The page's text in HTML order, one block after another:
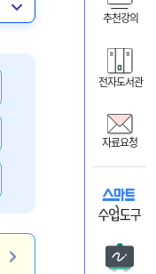
추천강의
전자도서관
자료요청
내
비바샘
온리원
자료요
판서